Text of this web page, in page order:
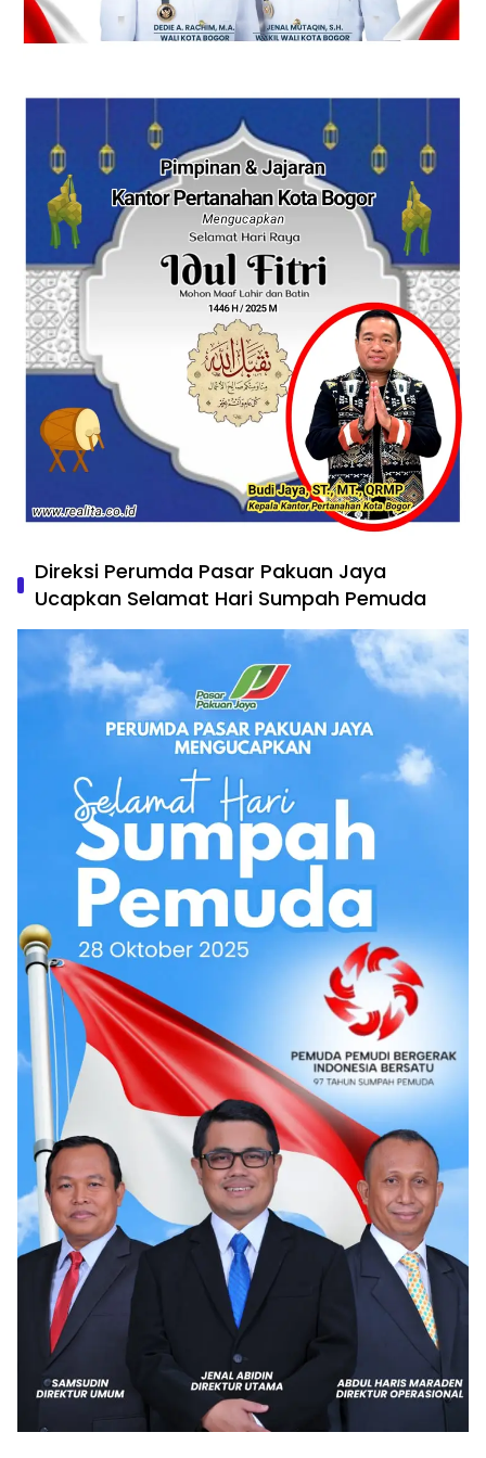
Direksi Perumda Pasar Pakuan Jaya
Ucapkan Selamat Hari Sumpah Pemuda